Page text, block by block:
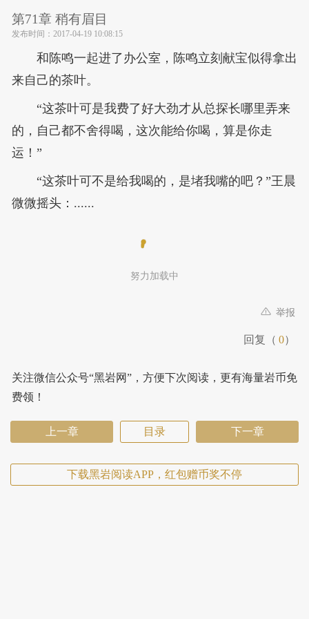
第71章 稍有眉目
发布时间： 2017-04-19 10:08:15
和陈鸣一起进了办公室，陈鸣立刻献宝似得拿出
来自己的茶叶。
“这茶叶可是我费了好大劲才从总探长哪里弄来
的，自己都不舍得喝，这次能给你喝，算是你走
运！”
“这茶叶可不是给我喝的，是堵我嘴的吧？”王晨
微微摇头：......
努力加载中
举报
回复（ 0）
关注微信公众号“黑岩网”，方便下次阅读，更有海量岩币免
费领！
上一章 目录 下一章
下载黑岩阅读APP，红包赠币奖不停